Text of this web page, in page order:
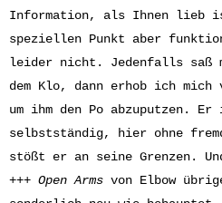
Information, als Ihnen lieb
speziellen Punkt aber
leider nicht. Jedenfalls saß
dem Klo, dann erhob ich mich
um ihm den Po abzuputzen.
selbstständig, hier ohne
stößt er an seine Grenzen.
+++ Open Arms von Elbow